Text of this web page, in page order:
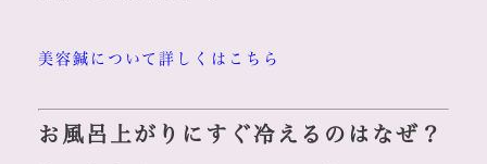
美容鍼について詳しくはこちら
お風呂上がりにすぐ冷えるのはなぜ？